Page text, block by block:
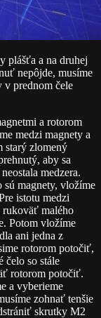
plášťa a na druhej
nepôjde, musíme
prednom čele
a rotorom
medzi magnety a
starý zlomený
aby sa
medzera.
magnety, vložíme
istotu medzi
rukoväť malého
Potom vložíme
ani jedna z
rotorom potočiť,
čelo so stále
rotorom potočiť.
a vyberieme
zohnať tenšie
skrutky M2